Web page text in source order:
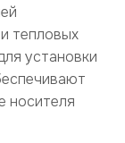
тепловых
установки
носителя